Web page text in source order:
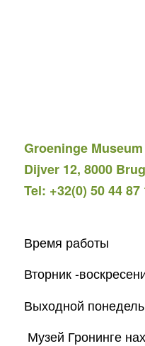
Groeninge Museum
Dijver 12, 8000
Tel: +32(0) 50 44 87
Время работы
Вторник -
Выходной
Музей Гронинге